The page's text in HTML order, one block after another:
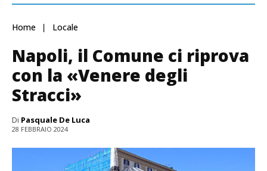
Home Locale
Napoli, il Comune ci riprova
con la «Venere degli
Stracci»
Di Pasquale De Luca
28 FEBBRAIO 2024